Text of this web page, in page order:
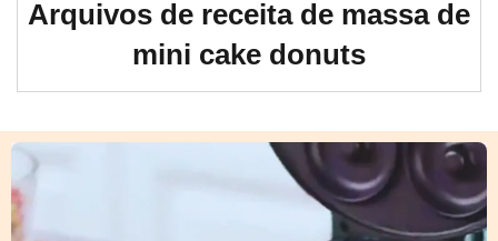
Arquivos de receita de massa de
mini cake donuts